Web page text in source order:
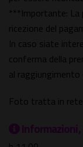
***Importante: La
ricezione del
In caso siate
conferma della
al
Foto tratta in
Informazioni,